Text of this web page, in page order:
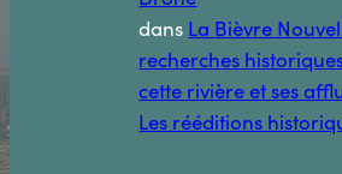
dans La Bièvre
recherches
cette rivière et ses
Les rééditions